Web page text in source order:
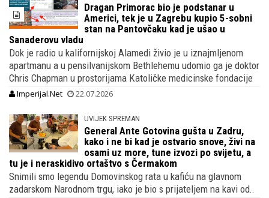
Dragan Primorac bio je podstanar u
Americi, tek je u Zagrebu kupio 5-sobni
stan na Pantovčaku kad je ušao u
Sanaderovu vladu
Dok je radio u kalifornijskoj Alamedi živio je u iznajmljenom
apartmanu a u pensilvanijskom Bethlehemu udomio ga je doktor
Chris Chapman u prostorijama Katoličke medicinske fondacije
Imperijal.Net 22.07.2026
UVIJEK SPREMAN
General Ante Gotovina gušta u Zadru,
kako i ne bi kad je ostvario snove, živi na
osami uz more, tune izvozi po svijetu, a
tu je i neraskidivo ortaštvo s Čermakom
Snimili smo legendu Domovinskog rata u kafiću na glavnom
zadarskom Narodnom trgu, iako je bio s prijateljem na kavi od..